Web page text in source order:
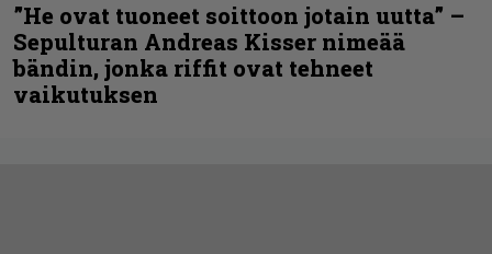
”He ovat tuoneet soittoon jotain uutta” –
Sepulturan Andreas Kisser nimeää
bändin, jonka riffit ovat tehneet
vaikutuksen